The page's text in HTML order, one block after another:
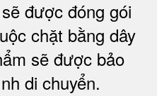
được đóng gói
chặt bằng dây
sẽ được bảo
di chuyển.